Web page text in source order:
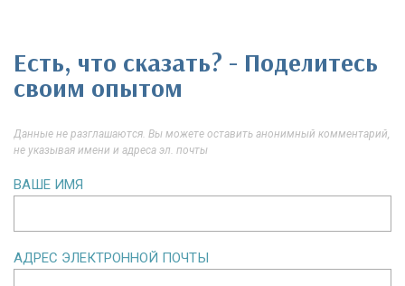
Есть, что сказать? - Поделитесь
своим опытом
Данные не разглашаются. Вы можете оставить анонимный комментарий,
не указывая имени и адреса эл. почты
ВАШЕ ИМЯ
АДРЕС ЭЛЕКТРОННОЙ ПОЧТЫ